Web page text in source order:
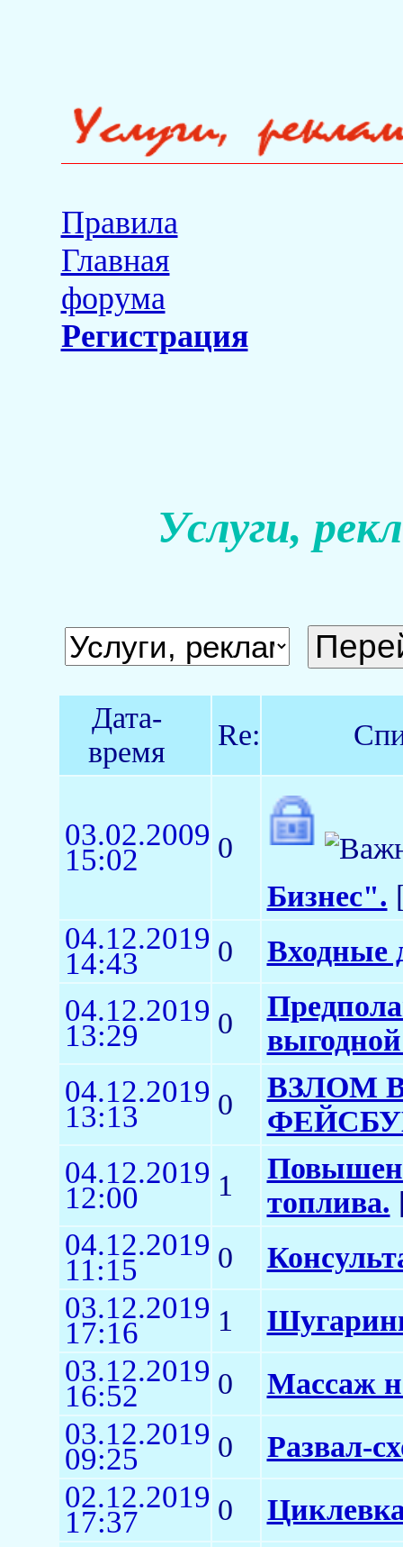
Правила
Главная
форума
Регистрация
Услуги,
Дата-
время
Re:
03.02.2009
15:02
0
Бизнес".
04.12.2019
14:43 0 Входные
04.12.2019
13:29 0
04.12.2019
13:13 0
ВЗЛОМ
ФЕЙСБУК
04.12.2019
12:00 1
топлива.
04.12.2019
11:15 0
03.12.2019
17:16 1
03.12.2019
16:52 0 Массаж
03.12.2019
09:25 0 Развал-
02.12.2019
17:37 0